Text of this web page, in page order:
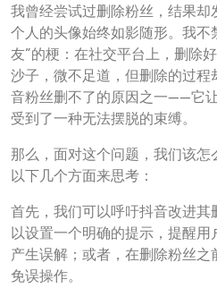
我曾经尝试过删除粉丝，结果
个人的头像始终如影随形。我
友”的梗：在社交平台上，删除
沙子，微不足道，但删除的过
音粉丝删不了的原因之一——它
受到了一种无法摆脱的束缚。
那么，面对这个问题，我们该
以下几个方面来思考：
首先，我们可以呼吁抖音改进
以设置一个明确的提示，提醒
产生误解；或者，在删除粉丝
免误操作。